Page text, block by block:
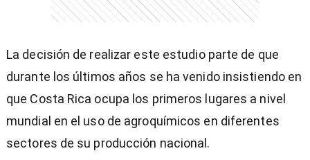
La decisión de realizar este estudio parte de que
durante los últimos años se ha venido insistiendo en
que Costa Rica ocupa los primeros lugares a nivel
mundial en el uso de agroquímicos en diferentes
sectores de su producción nacional.